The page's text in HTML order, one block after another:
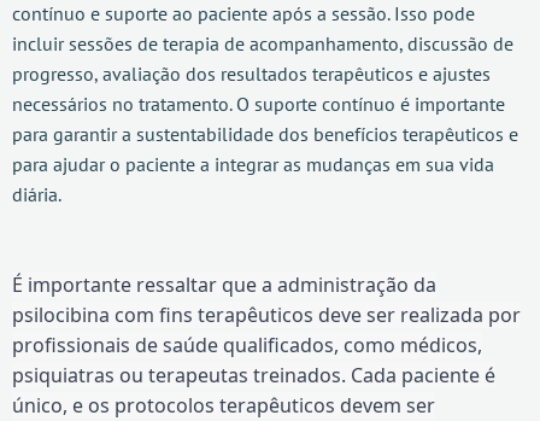
contínuo e suporte ao paciente após a sessão. Isso pode
incluir sessões de terapia de acompanhamento, discussão de
progresso, avaliação dos resultados terapêuticos e ajustes
necessários no tratamento. O suporte contínuo é importante
para garantir a sustentabilidade dos benefícios terapêuticos e
para ajudar o paciente a integrar as mudanças em sua vida
diária.
É importante ressaltar que a administração da
psilocibina com fins terapêuticos deve ser realizada por
profissionais de saúde qualificados, como médicos,
psiquiatras ou terapeutas treinados. Cada paciente é
único, e os protocolos terapêuticos devem ser